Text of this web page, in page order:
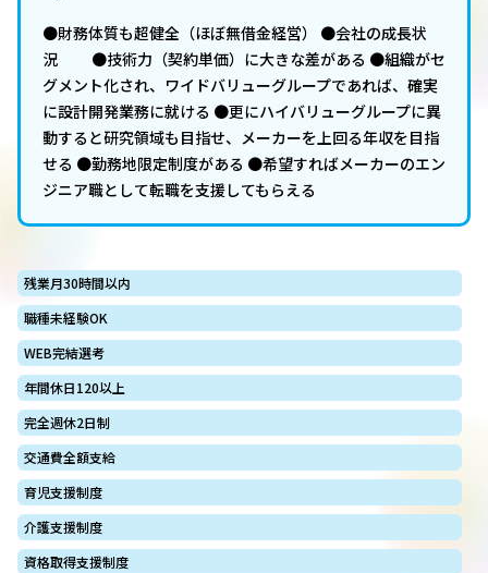
●財務体質も超健全（ほぼ無借金経営） ●会社の成長状
況 ●技術力（契約単価）に大きな差がある ●組織がセ
グメント化され、ワイドバリューグループであれば、確実
に設計開発業務に就ける ●更にハイバリューグループに異
動すると研究領域も目指せ、メーカーを上回る年収を目指
せる ●勤務地限定制度がある ●希望すればメーカーのエン
ジニア職として転職を支援してもらえる
残業月30時間以内
職種未経験OK
WEB完結選考
年間休日120以上
完全週休2日制
交通費全額支給
育児支援制度
介護支援制度
資格取得支援制度